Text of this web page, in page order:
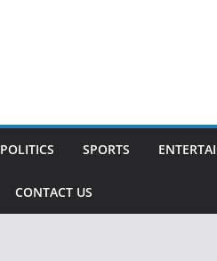
POLITICS SPORTS
CONTACT US